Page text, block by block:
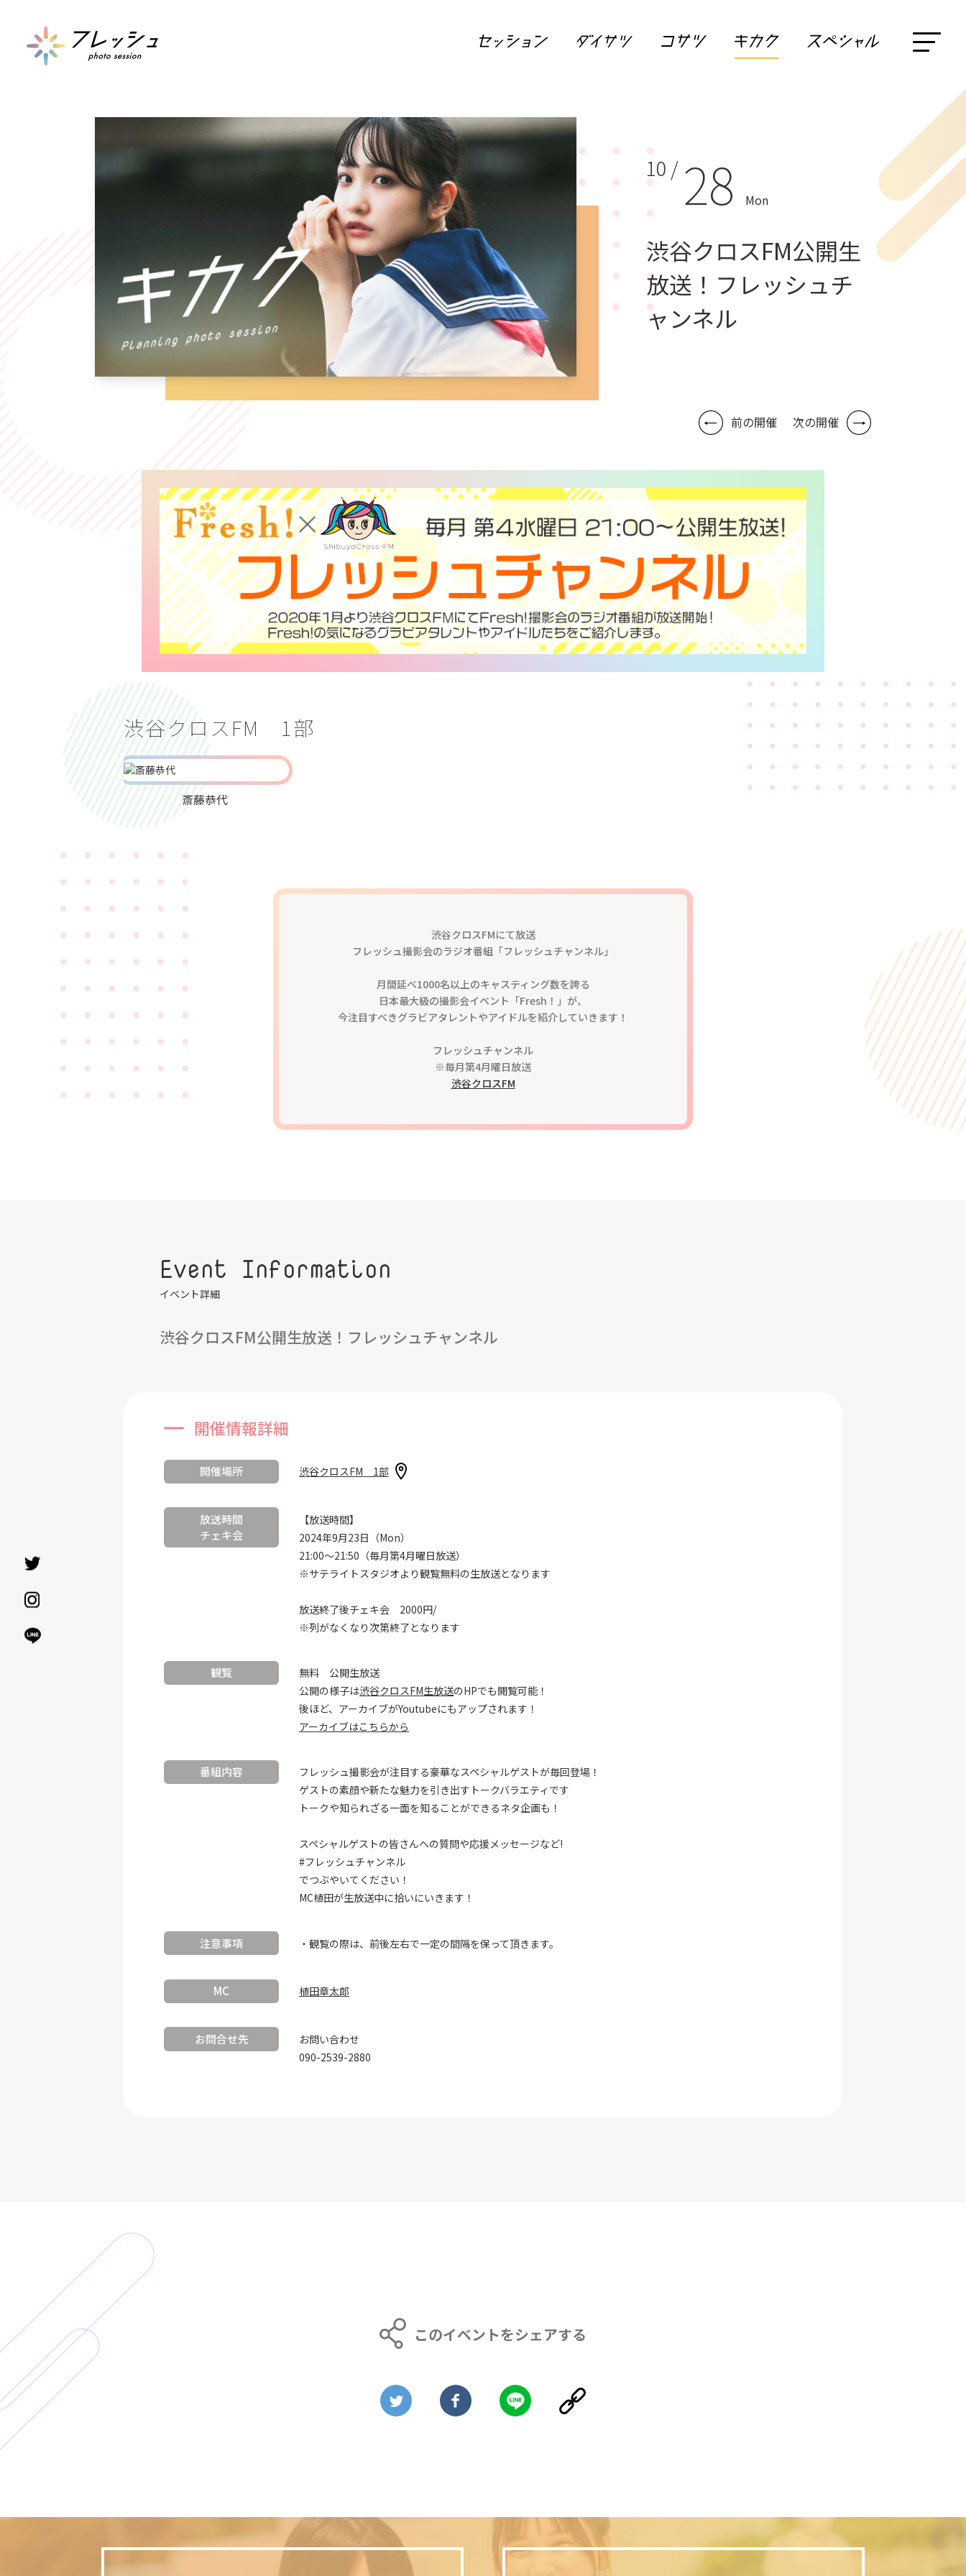
10 / 28 Mon
渋谷クロスFM公開生
放送！フレッシュチ
ャンネル
前の開催 次の開催
渋谷クロスFM 1部
斎藤恭代
渋谷クロスFMにて放送
フレッシュ撮影会のラジオ番組「フレッシュチャンネル」
月間延べ1000名以上のキャスティング数を誇る
日本最大級の撮影会イベント「Fresh！」が、
今注目すべきグラビアタレントやアイドルを紹介していきます！
フレッシュチャンネル
※毎月第4月曜日放送
渋谷クロスFM
Event Information
イベント詳細
渋谷クロスFM公開生放送！フレッシュチャンネル
開催情報詳細
開催場所 渋谷クロスFM 1部
放送時間
チェキ会
【放送時間】
2024年9月23日（Mon）
21:00〜21:50（毎月第4月曜日放送）
※サテライトスタジオより観覧無料の生放送となります
放送終了後チェキ会 2000円/
※列がなくなり次第終了となります
観覧
無料 公開生放送
公開の様子は渋谷クロスFM生放送のHPでも閲覧可能！
後ほど、アーカイブがYoutubeにもアップされます！
アーカイブはこちらから
番組内容
フレッシュ撮影会が注目する豪華なスペシャルゲストが毎回登場！
ゲストの素顔や新たな魅力を引き出すトークバラエティです
トークや知られざる一面を知ることができるネタ企画も！
スペシャルゲストの皆さんへの質問や応援メッセージなど!
#フレッシュチャンネル
でつぶやいてください！
MC植田が生放送中に拾いにいきます！
注意事項 ・観覧の際は、前後左右で一定の間隔を保って頂きます。
MC 植田章太郎
お問合せ先
お問い合わせ
090-2539-2880
このイベントをシェアする